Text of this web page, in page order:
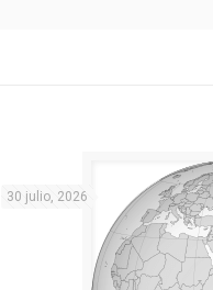
30 julio, 2026